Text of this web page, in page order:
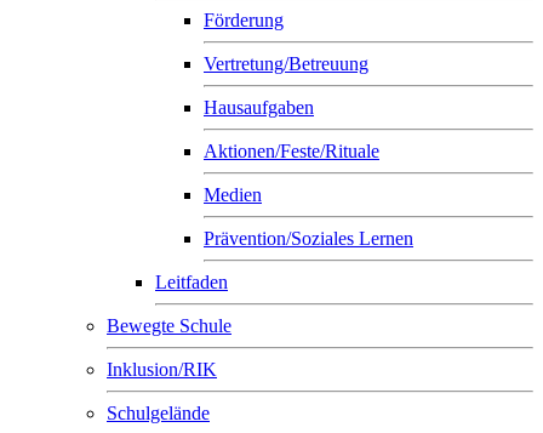
Förderung
Vertretung/Betreuung
Hausaufgaben
Aktionen/Feste/Rituale
Medien
Prävention/Soziales Lernen
Leitfaden
Bewegte Schule
Inklusion/RIK
Schulgelände